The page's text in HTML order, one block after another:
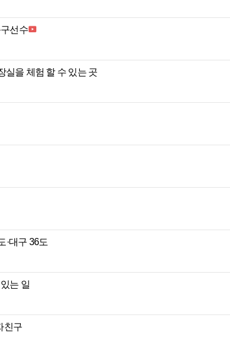
선수
실을 체험 할 수 있는 곳
·대구 36도
는 일
친구